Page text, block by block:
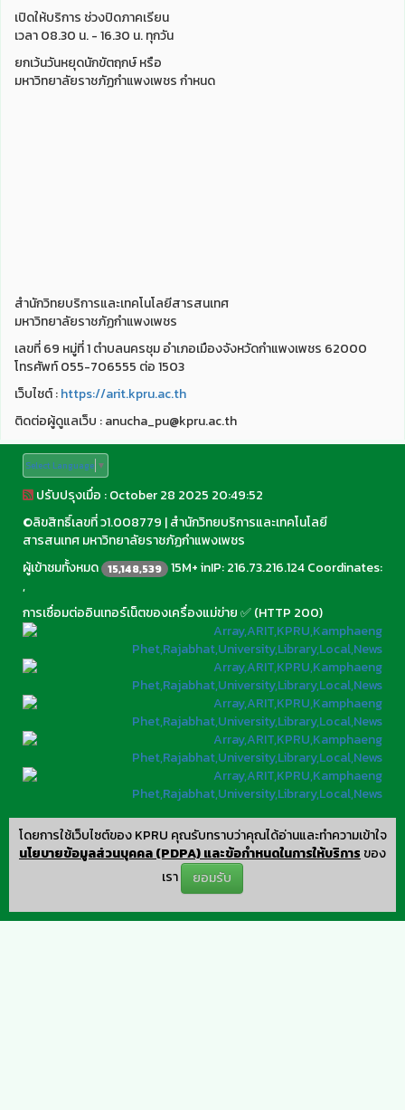
เปิดให้บริการ ช่วงปิดภาคเรียน
เวลา 08.30 น. - 16.30 น. ทุกวัน
ยกเว้นวันหยุดนักขัตฤกษ์ หรือ
มหาวิทยาลัยราชภัฏกำแพงเพชร กำหนด
สำนักวิทยบริการและเทคโนโลยีสารสนเทศ
มหาวิทยาลัยราชภัฏกำแพงเพชร
เลขที่ 69 หมู่ที่ 1 ตำบลนครชุม อำเภอเมืองจังหวัดกำแพงเพชร 62000
โทรศัพท์ 055-706555 ต่อ 1503
เว็บไชต์ :https://arit.kpru.ac.th
ติดต่อผู้ดูแลเว็บ : anucha_pu@kpru.ac.th
Select Language ▼
ปรับปรุงเมื่อ : October 28 2025 20:49:52
©ลิขสิทธิ์เลขที่ ว1.008779 |สำนักวิทยบริการและเทคโนโลยี
สารสนเทศ มหาวิทยาลัยราชภัฏกำแพงเพชร
ผู้เข้าชมทั้งหมด 15,148,539 15M+ inIP: 216.73.216.124 Coordinates:
,
การเชื่อมต่ออินเทอร์เน็ตของเครื่องแม่ข่าย ✅ (HTTP 200)
โดยการใช้เว็บไซต์ของ KPRU คุณรับทราบว่าคุณได้อ่านและทำความเข้าใจ
นโยบายข้อมูลส่วนบุคคล (PDPA) และข้อกำหนดในการให้บริการ ของ
เรา
ยอมรับ